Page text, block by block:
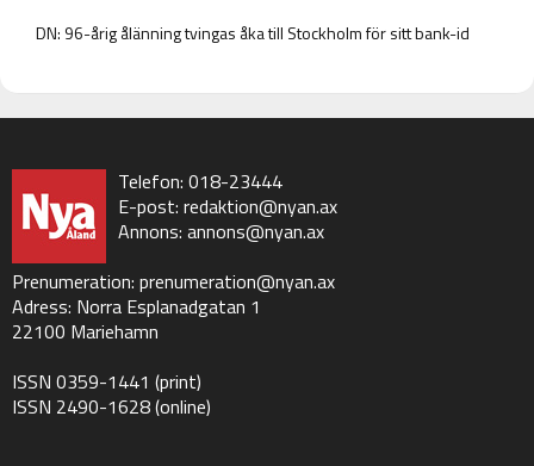
DN: 96-årig ålänning tvingas åka till Stockholm för sitt bank-id
Telefon: 018-23444
E-post: redaktion@nyan.ax
Annons: annons@nyan.ax
Prenumeration: prenumeration@nyan.ax
Adress: Norra Esplanadgatan 1
22100 Mariehamn
ISSN 0359-1441 (print)
ISSN 2490-1628 (online)